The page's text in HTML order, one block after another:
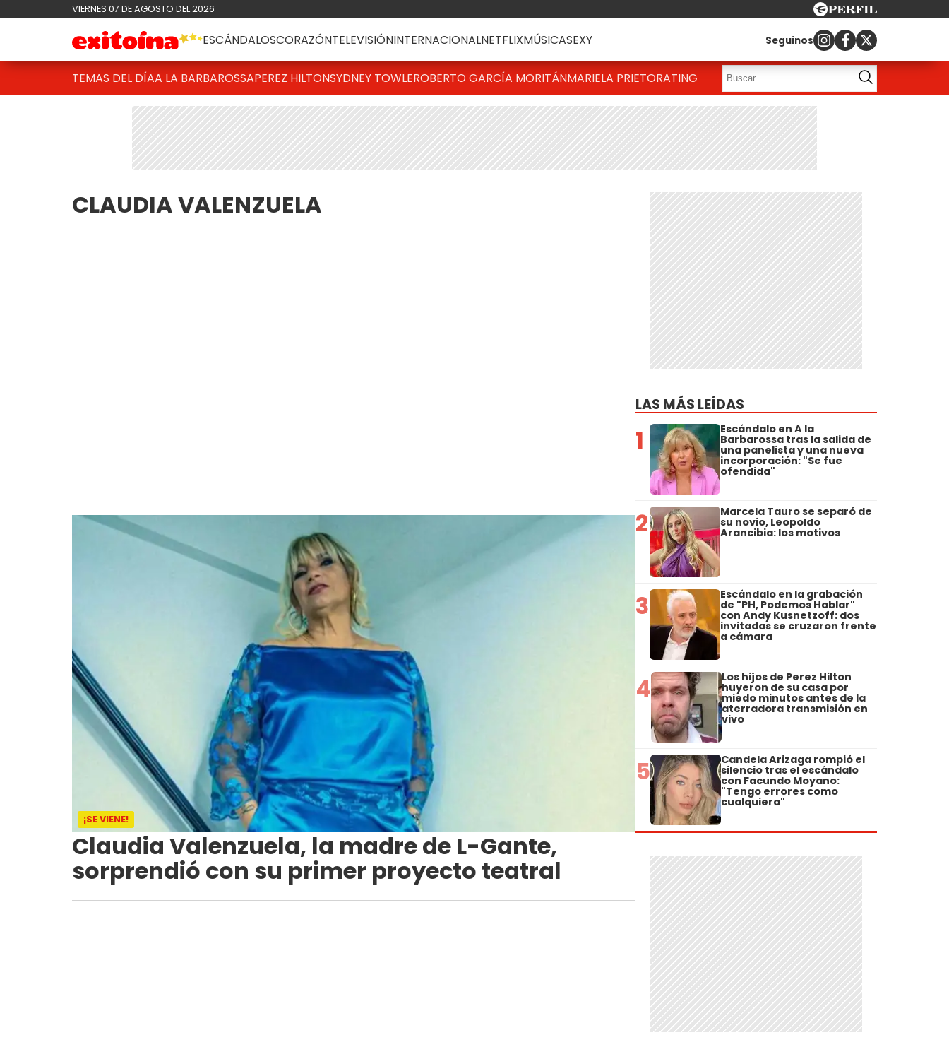
VIERNES 07 DE AGOSTO DEL 2026
ESCÁNDALOSCORAZÓNTELEVISIÓNINTERNACIONALNETFLIXMÚSICASEXY Seguinos
TEMAS DEL DÍAA LA BARBAROSSAPEREZ HILTONSYDNEY TOWLEROBERTO GARCÍA MORITÁNMARIELA PRIETORATING
CLAUDIA VALENZUELA
¡SE VIENE!
Claudia Valenzuela, la madre de L-Gante,
sorprendió con su primer proyecto teatral
LAS MÁS LEÍDAS
1 Escándalo en A la
Barbarossa tras la salida de
una panelista y una nueva
incorporación: "Se fue
ofendida"
2 Marcela Tauro se separó de
su novio, Leopoldo
Arancibia: los motivos
3 Escándalo en la grabación
de "PH, Podemos Hablar"
con Andy Kusnetzoff: dos
invitadas se cruzaron frente
a cámara
4 Los hijos de Perez Hilton
huyeron de su casa por
miedo minutos antes de la
aterradora transmisión en
vivo
5 Candela Arizaga rompió el
silencio tras el escándalo
con Facundo Moyano:
"Tengo errores como
cualquiera"